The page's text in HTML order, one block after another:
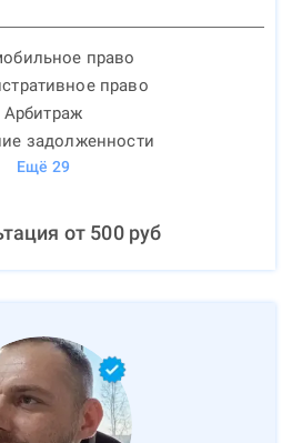
право
право
Арбитраж
задолженности
Ещё 29
от 500руб